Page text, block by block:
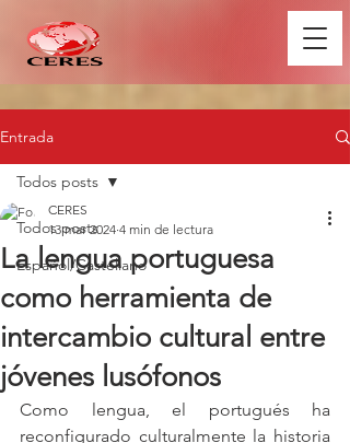
Entrada
Todos posts
Español/Castellano
Todos posts
La lengua portuguesa
como herramienta de
intercambio cultural entre
jóvenes lusófonos
CERES
13 mar 2024 4 min de lectura
Como lengua, el portugués ha
reconfigurado culturalmente la historia